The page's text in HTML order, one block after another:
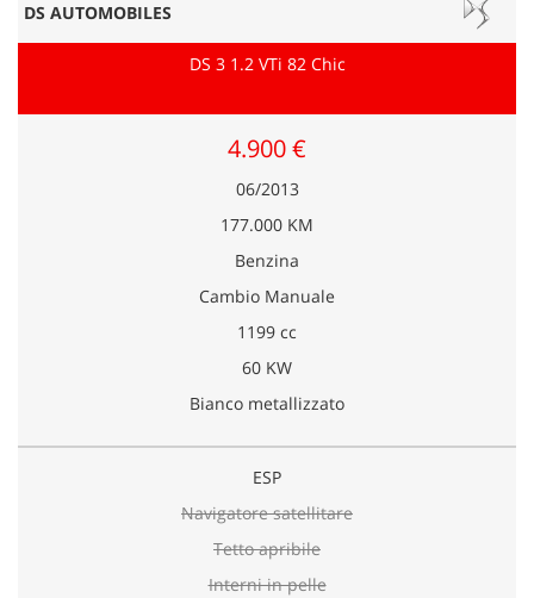
DS AUTOMOBILES
DS 3 1.2 VTi 82 Chic
4.900 €
06/2013
177.000 KM
Benzina
Cambio Manuale
1199 cc
60 KW
Bianco metallizzato
ESP
Navigatore satellitare
Tetto apribile
Interni in pelle